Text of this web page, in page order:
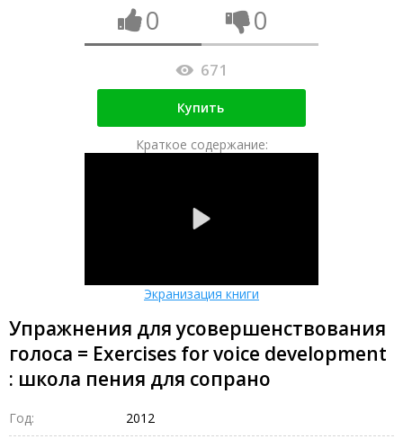
0 0
671
Купить
Краткое содержание:
Экранизация книги
Упражнения для усовершенствования
голоса = Exercises for voice development
: школа пения для сопрано
Год: 2012